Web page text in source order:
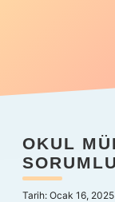
Anasayfa
Politikası
Yasal Uyarı
OKUL
Tarih: Ocak 16, 2025